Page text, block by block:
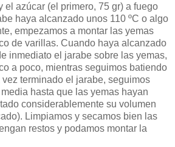
el azúcar (el primero, 75 gr) a fuego
haya alcanzado unos 110 ºC o algo
empezamos a montar las yemas
de varillas. Cuando haya alcanzado
inmediato el jarabe sobre las yemas,
a poco, mientras seguimos batiendo
terminado el jarabe, seguimos
hasta que las yemas hayan
considerablemente su volumen
Limpiamos y secamos bien las
restos y podamos montar la